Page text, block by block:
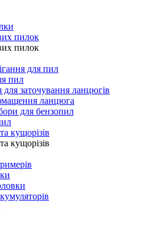
пилок
пилок
для пил
пил
заточування ланцюгів
ланцюга
для бензопил
кущорізів
кущорізів